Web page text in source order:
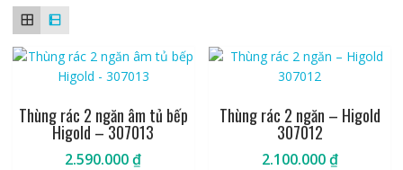
thấp
Thùng rác 2 ngăn âm tủ bếp
Higold – 307013
2.590.000₫
Thùng rác 2 ngăn – Higold
307012
2.100.000₫